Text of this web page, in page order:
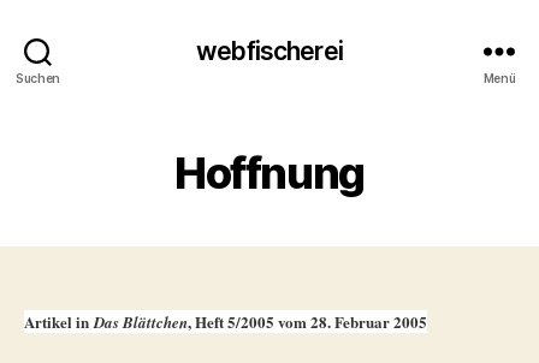
Suchen
webfischerei
Menü
Hoffnung
Artikel inDas Blättchen, Heft 5/2005 vom 28. Februar 2005